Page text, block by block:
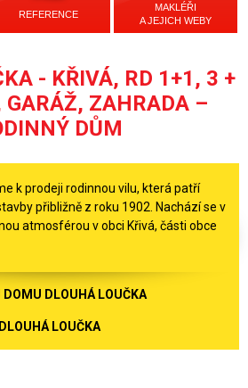
REFERENCE
MAKLÉŘI
A JEJICH WEBY
- KŘIVÁ, RD 1+1, 3 +
GARÁŽ, ZAHRADA –
DŮM
k prodeji rodinnou vilu, která patří
přibližně z roku 1902. Nachází se v
atmosférou v obci Křivá, části obce
DOMU DLOUHÁ LOUČKA
DLOUHÁ LOUČKA